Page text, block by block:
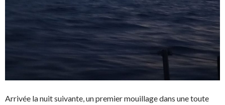
Arrivée la nuit suivante, un premier mouillage dans une toute